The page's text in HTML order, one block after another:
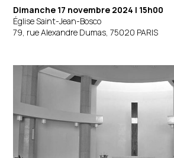
Dimanche 17 novembre 2024 | 15h00
Église Saint-Jean-Bosco
79, rue Alexandre Dumas, 75020 PARIS